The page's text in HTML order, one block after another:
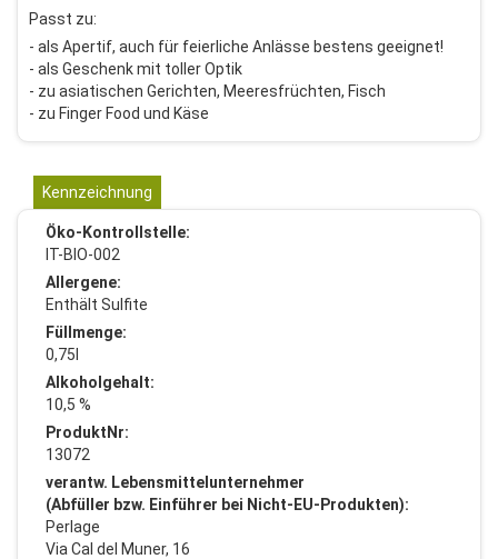
Passt zu:
- als Apertif, auch für feierliche Anlässe bestens geeignet!
- als Geschenk mit toller Optik
- zu asiatischen Gerichten, Meeresfrüchten, Fisch
- zu Finger Food und Käse
Kennzeichnung
Öko-Kontrollstelle:
IT-BIO-002
Allergene:
Enthält Sulfite
Füllmenge:
0,75l
Alkoholgehalt:
10,5 %
ProduktNr:
13072
verantw. Lebensmittelunternehmer
(Abfüller bzw. Einführer bei Nicht-EU-Produkten):
Perlage
Via Cal del Muner, 16